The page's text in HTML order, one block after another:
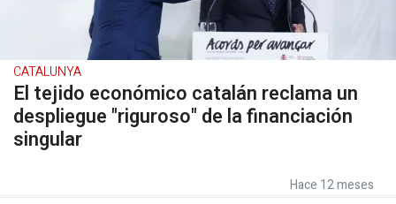
CATALUNYA
El tejido económico catalán reclama un
despliegue "riguroso" de la financiación
singular
Hace 12 meses